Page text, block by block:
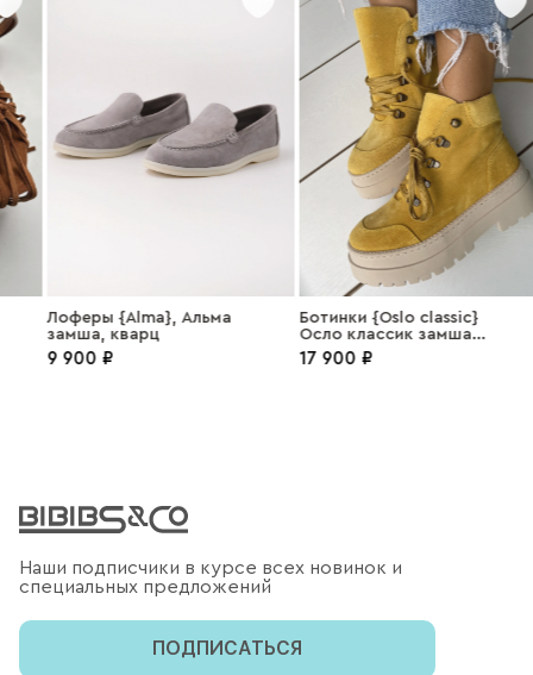
Лоферы {Alma}, Альма
замша, кварц
9 900 ₽
Ботинки {Oslo classic}
Осло классик замша
желтый
17 900 ₽
Наши подписчики в курсе всех новинок и
специальных предложений
ПОДПИСАТЬСЯ